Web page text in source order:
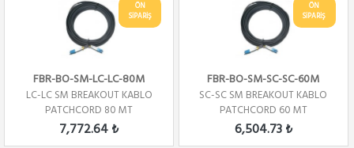
ÖN
SİPARİŞ
FBR-BO-SM-LC-LC-80M
LC-LC SM BREAKOUT KABLO
PATCHCORD 80 MT
7,772.64 ₺
ÖN
SİPARİŞ
FBR-BO-SM-SC-SC-60M
SC-SC SM BREAKOUT KABLO
PATCHCORD 60 MT
6,504.73 ₺